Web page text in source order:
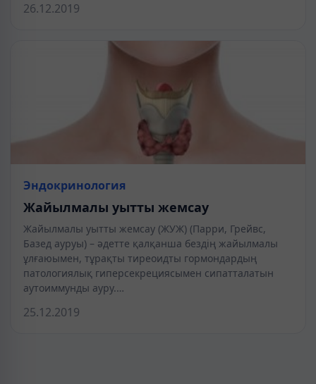
26.12.2019
Эндокринология
Жайылмалы уытты жемсау
Жайылмалы уытты жемсау (ЖУЖ) (Парри, Грейвс,
Базед ауруы) – әдетте қалқанша бездің жайылмалы
ұлғаюымен, тұрақты тиреоидты гормондардың
патологиялық гиперсекрециясымен сипатталатын
аутоиммунды ауру.…
25.12.2019